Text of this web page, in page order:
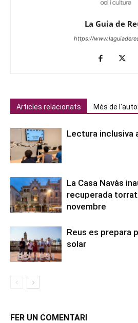
La Guia de
https://
Articles relacionats Més de
Lectura inclusiva
La Casa Navàs
recuperada
novembre
Reus es prepara
solar
FER UN COMENTARI